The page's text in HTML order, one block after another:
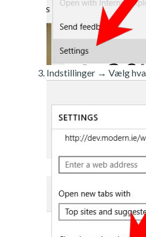
Indstillinger → Vælg